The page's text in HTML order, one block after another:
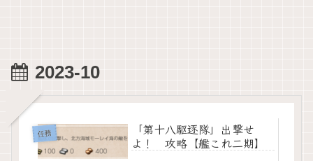
2023-10
任務
「第十八駆逐隊」出撃せ
よ！ 攻略【艦これ二期】